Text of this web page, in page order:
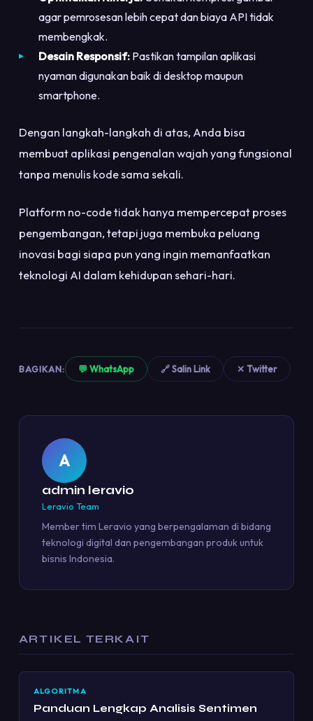
agar pemrosesan lebih cepat dan biaya API tidak
membengkak.
Desain Responsif:Pastikan tampilan aplikasi
nyaman digunakan baik di desktop maupun
smartphone.
Dengan langkah-langkah di atas, Anda bisa
membuat aplikasi pengenalan wajah yang fungsional
tanpa menulis kode sama sekali.
Platform no-code tidak hanya mempercepat proses
pengembangan, tetapi juga membuka peluang
inovasi bagi siapa pun yang ingin memanfaatkan
teknologi AI dalam kehidupan sehari-hari.
BAGIKAN: 💬 WhatsApp 🔗 Salin Link ✕ Twitter
A
admin leravio
Leravio Team
Member tim Leravio yang berpengalaman di bidang
teknologi digital dan pengembangan produk untuk
bisnis Indonesia.
ARTIKEL TERKAIT
ALGORITMA
Panduan Lengkap Analisis Sentimen